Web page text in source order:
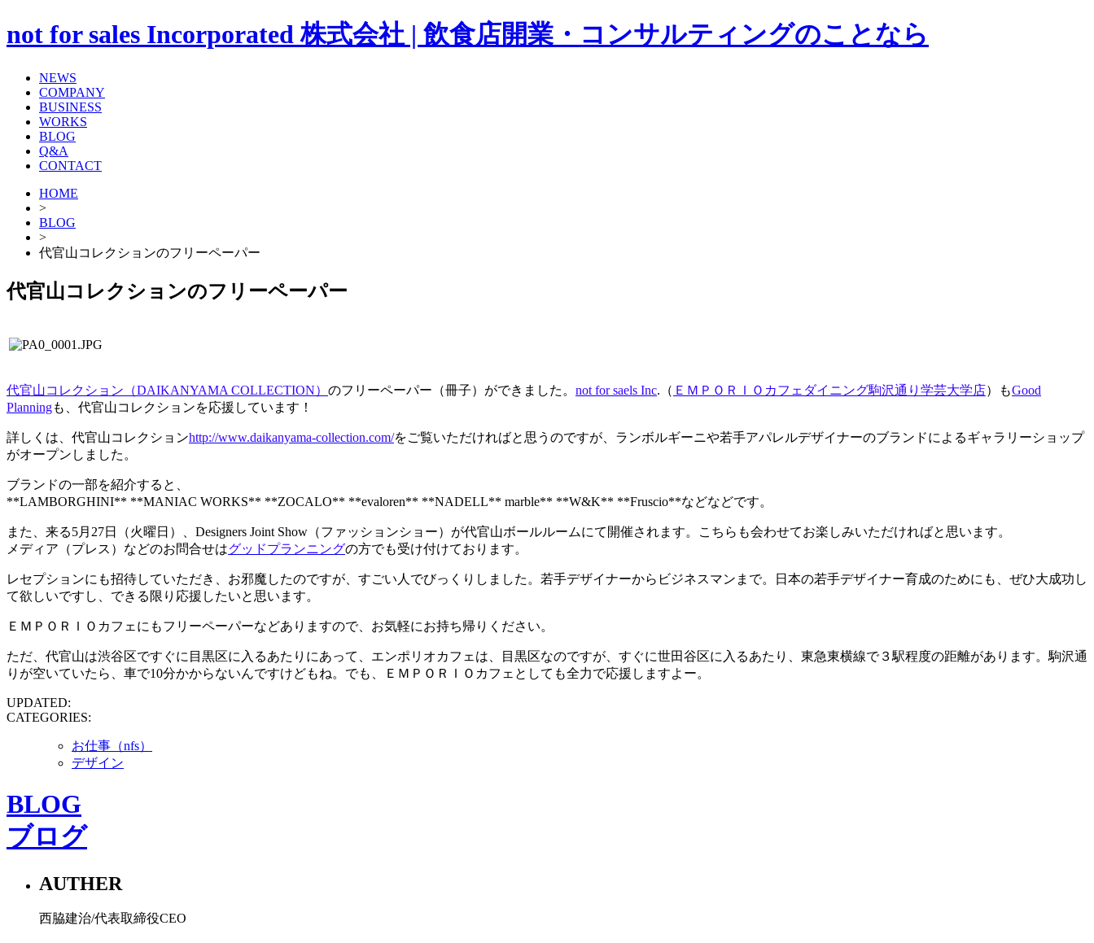
not for sales Incorporated 株式会社 | 飲食店開業・コンサルティングのことなら
NEWS
COMPANY
BUSINESS
WORKS
BLOG
Q&A
CONTACT
HOME
>
BLOG
>
代官山コレクションのフリーペーパー
代官山コレクションのフリーペーパー
代官山コレクション（DAIKANYAMA COLLECTION） のフリーペーパー（冊子）ができました。 not for saels Inc.（ ＥＭＰＯＲＩＯカフェダイニング駒沢通り学芸大学店）もGood
Planningも、代官山コレクションを応援しています！
詳しくは、代官山コレクションhttp://www.daikanyama-collection.com/をご覧いただければと思うのですが、ランボルギーニや若手アパレルデザイナーのブランドによるギャラリーショップ
がオープンしました。
ブランドの一部を紹介すると、
**LAMBORGHINI** **MANIAC WORKS** **ZOCALO** **evaloren** **NADELL** marble** **W&K** **Fruscio**などなどです。
また、来る5月27日（火曜日）、Designers Joint Show（ファッションショー）が代官山ボールルームにて開催されます。こちらも会わせてお楽しみいただければと思います。
メディア（プレス）などのお問合せはグッドプランニングの方でも受け付けております。
レセプションにも招待していただき、お邪魔したのですが、すごい人でびっくりしました。若手デザイナーからビジネスマンまで。日本の若手デザイナー育成のためにも、ぜひ大成功し
て欲しいですし、できる限り応援したいと思います。
ＥＭＰＯＲＩＯカフェにもフリーペーパーなどありますので、お気軽にお持ち帰りください。
ただ、代官山は渋谷区ですぐに目黒区に入るあたりにあって、エンポリオカフェは、目黒区なのですが、すぐに世田谷区に入るあたり、東急東横線で３駅程度の距離があります。駒沢通
りが空いていたら、車で10分かからないんですけどもね。でも、ＥＭＰＯＲＩＯカフェとしても全力で応援しますよー。
UPDATED:
CATEGORIES:
お仕事（nfs）
デザイン
BLOG
ブログ
AUTHER
西脇建治/代表取締役CEO